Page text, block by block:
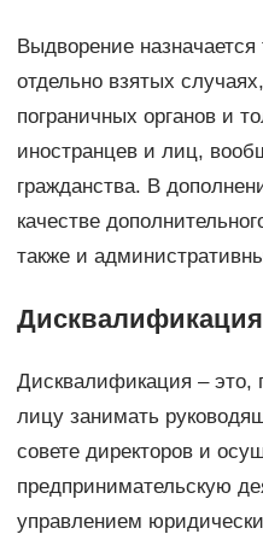
Выдворение
отдельно взятых
пограничных органов и
иностранцев и лиц,
гражданства. В
качестве
также и
Дисквалификация
Дисквалификация – это,
лицу занимать
совете директоров и
предпринимательскую
управлением